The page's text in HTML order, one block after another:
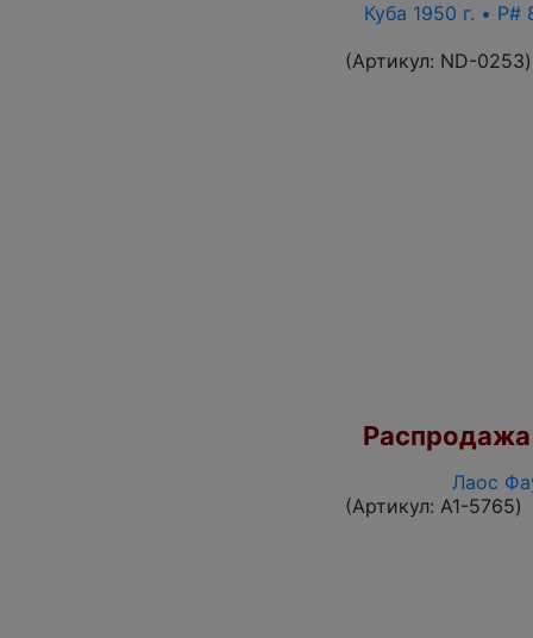
Куба 1950 г. •
(Артикул: ND-0253)
Распродажа
Лаос
(Артикул: A1-5765)